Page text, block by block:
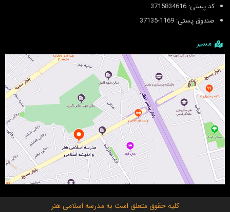
کد پستی: 3715834616
صندوق پستی: 1169-37135
مسیر
کلیه حقوق متعلق است بهمدرسه اسلامی هنر